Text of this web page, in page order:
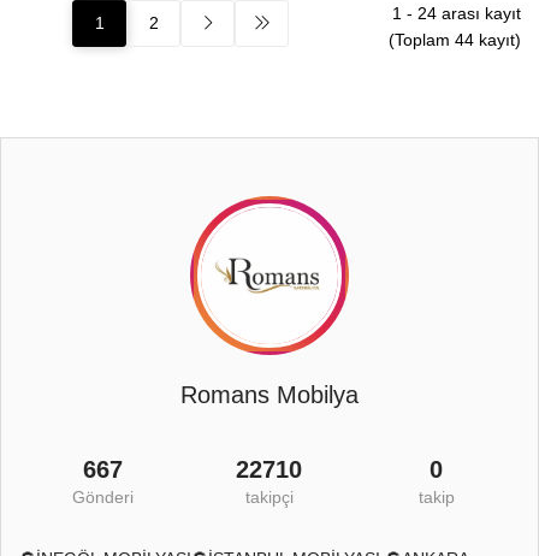
1 2
1 - 24arası kayıt
(Toplam 44kayıt)
Romans Mobilya
667
Gönderi
22710
takipçi
0
takip